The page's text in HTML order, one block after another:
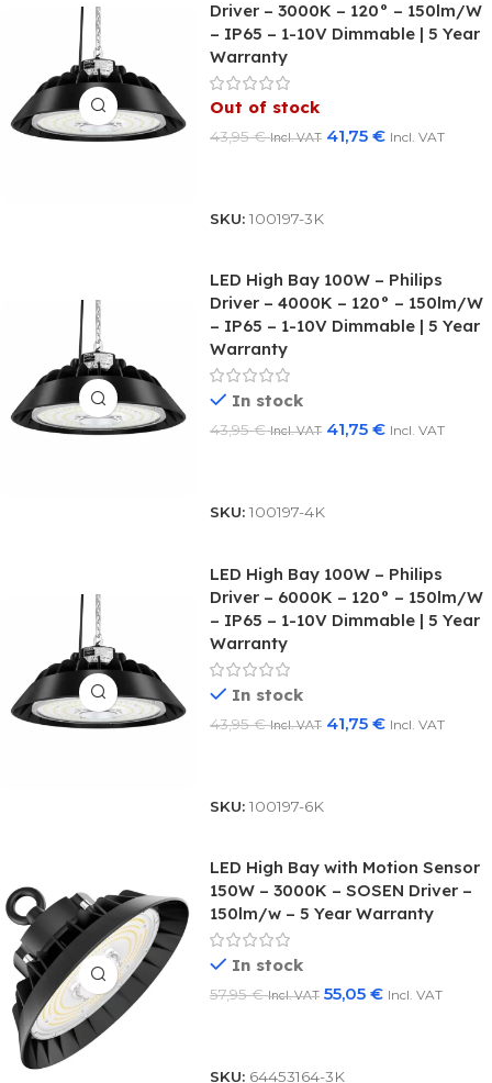
Driver – 3000K – 120° – 150lm/W
– IP65 – 1-10V Dimmable | 5 Year
Warranty
Out of stock
43,95€ Incl. VAT 41,75€ Incl. VAT
SKU:100197-3K
LED High Bay 100W – Philips
Driver – 4000K – 120° – 150lm/W
– IP65 – 1-10V Dimmable | 5 Year
Warranty
In stock
43,95€ Incl. VAT 41,75€ Incl. VAT
SKU:100197-4K
LED High Bay 100W – Philips
Driver – 6000K – 120° – 150lm/W
– IP65 – 1-10V Dimmable | 5 Year
Warranty
In stock
43,95€ Incl. VAT 41,75€ Incl. VAT
SKU:100197-6K
LED High Bay with Motion Sensor
150W – 3000K – SOSEN Driver –
150lm/w – 5 Year Warranty
In stock
57,95€ Incl. VAT 55,05€ Incl. VAT
SKU: 64453164-3K